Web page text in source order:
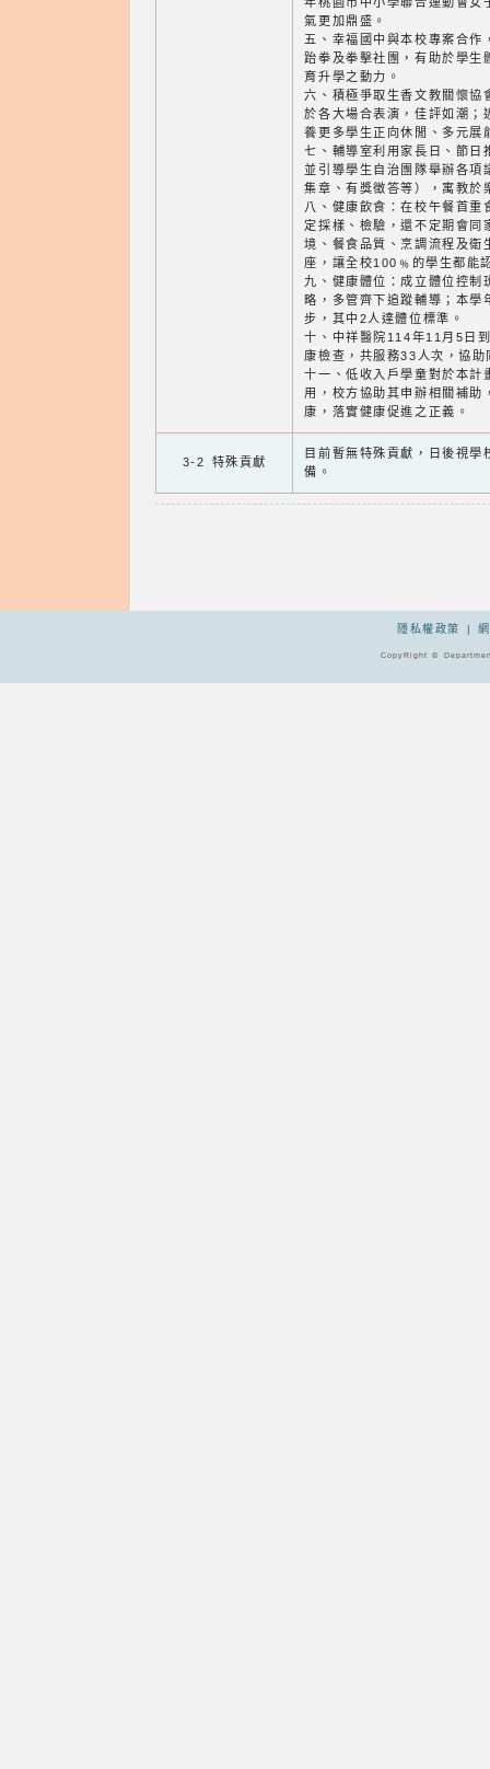
氣更加鼎盛。
五、幸福國中與本校專案合作
跆拳及拳擊社團，有助於學生
育升學之動力。
六、積極爭取生香文教關懷協
於各大場合表演，佳評如潮；
養更多學生正向休閒、多元展
七、輔導室利用家長日、節日
並引導學生自治團隊舉辦各項
集章、有獎徵答等），寓教於
八、健康飲食：在校午餐首重
定採樣、檢驗，還不定期會同
境、餐食品質、烹調流程及衛
座，讓全校100﹪的學生都能
九、健康體位：成立體位控制
略，多管齊下追蹤輔導；本
步，其中2人達體位標準。
十、中祥醫院114年11月5日
康檢查，共服務33人次，協
十一、低收入戶學童對於本計
用，校方協助其申辦相關補助
康，落實健康促進之正義。
3-2 特殊貢獻
目前暫無特殊貢獻，日後視學
備。
隱私權政策 |
CopyRight ©